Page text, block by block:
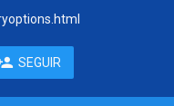
SEGUIR